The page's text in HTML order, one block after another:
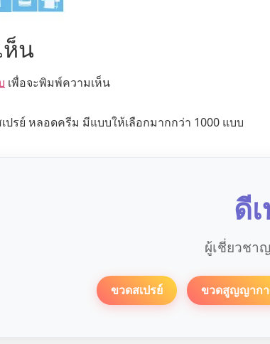
ห็น
เพื่อจะพิมพ์ความเห็น
ปรย์ หลอดครีม มีแบบให้เลือกมากกว่า 1000 แบบ
ดี
ผู้เชี่ยวชา
ขวดสเปรย์ ขวดสูญญาก